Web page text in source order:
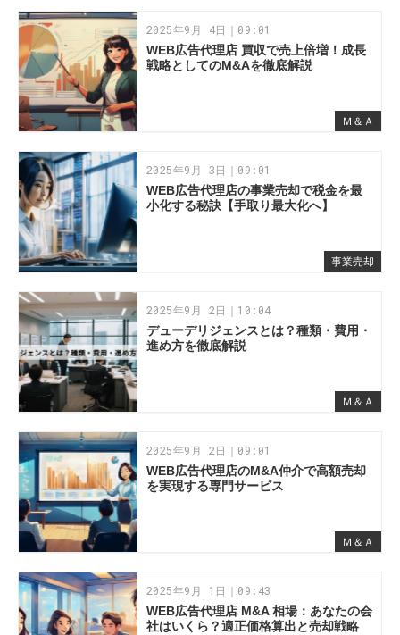
Ｍ＆Ａ
2025年9月 4日｜09:01
WEB広告代理店 買収で売上倍増！成長
戦略としてのM&Aを徹底解説
事業売却
2025年9月 3日｜09:01
WEB広告代理店の事業売却で税金を最
小化する秘訣【手取り最大化へ】
Ｍ＆Ａ
2025年9月 2日｜10:04
デューデリジェンスとは？種類・費用・
進め方を徹底解説
Ｍ＆Ａ
2025年9月 2日｜09:01
WEB広告代理店のM&A仲介で高額売却
を実現する専門サービス
2025年9月 1日｜09:43
WEB広告代理店 M&A 相場：あなたの会
社はいくら？適正価格算出と売却戦略